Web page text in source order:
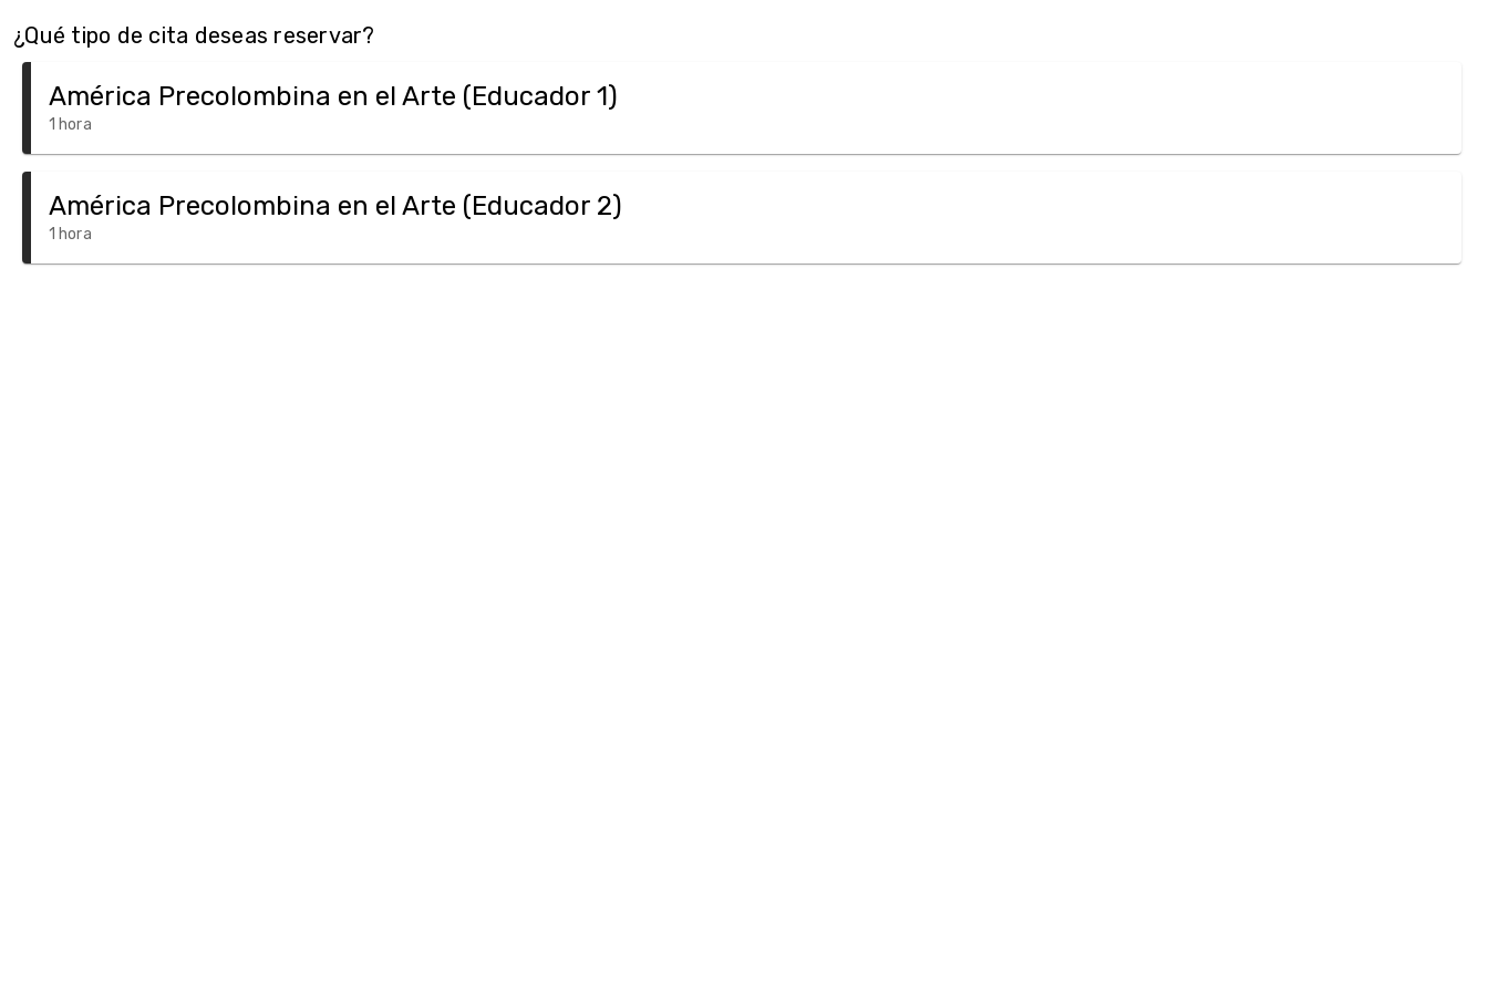
¿Qué tipo de cita deseas reservar?
América Precolombina en el Arte (Educador 1)
1 hora
América Precolombina en el Arte (Educador 2)
1 hora